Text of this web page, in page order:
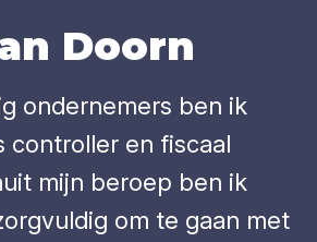
Doorn
ondernemers ben ik
controller en fiscaal
mijn beroep ben ik
om te gaan met